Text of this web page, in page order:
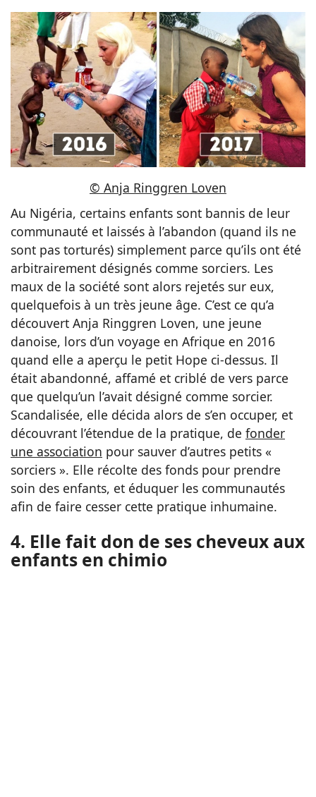
© Anja Ringgren Loven
Au Nigéria, certains enfants sont bannis de leur
communauté et laissés à l’abandon (quand ils ne
sont pas torturés) simplement parce qu’ils ont été
arbitrairement désignés comme sorciers. Les
maux de la société sont alors rejetés sur eux,
quelquefois à un très jeune âge. C’est ce qu’a
découvert Anja Ringgren Loven, une jeune
danoise, lors d’un voyage en Afrique en 2016
quand elle a aperçu le petit Hope ci-dessus. Il
était abandonné, affamé et criblé de vers parce
que quelqu’un l’avait désigné comme sorcier.
Scandalisée, elle décida alors de s’en occuper, et
découvrant l’étendue de la pratique, de fonder
une association pour sauver d’autres petits «
sorciers ». Elle récolte des fonds pour prendre
soin des enfants, et éduquer les communautés
afin de faire cesser cette pratique inhumaine.
4. Elle fait don de ses cheveux aux
enfants en chimio